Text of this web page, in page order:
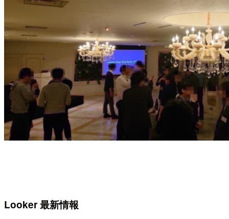
Looker 最新情報